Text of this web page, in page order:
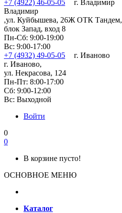
+7 (4922) 46-05-05
г. Владимир
Владимир
,ул. Куйбышева, 26Ж ОТК Тандем,
блок Запад, вход 8
Пн-Сб: 9:00-19:00
Вс: 9:00-17:00
+7 (4932) 49-05-05
г. Иваново
г. Иваново,
ул. Некрасова, 124
Пн-Пт: 8:00-17:00
Сб: 9:00-12:00
Вс: Выходной
Войти
0
0
В корзине пусто!
ОСНОВНОЕ МЕНЮ
Каталог